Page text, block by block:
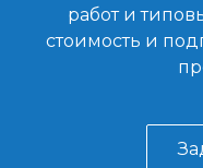
работ и
стоимость и